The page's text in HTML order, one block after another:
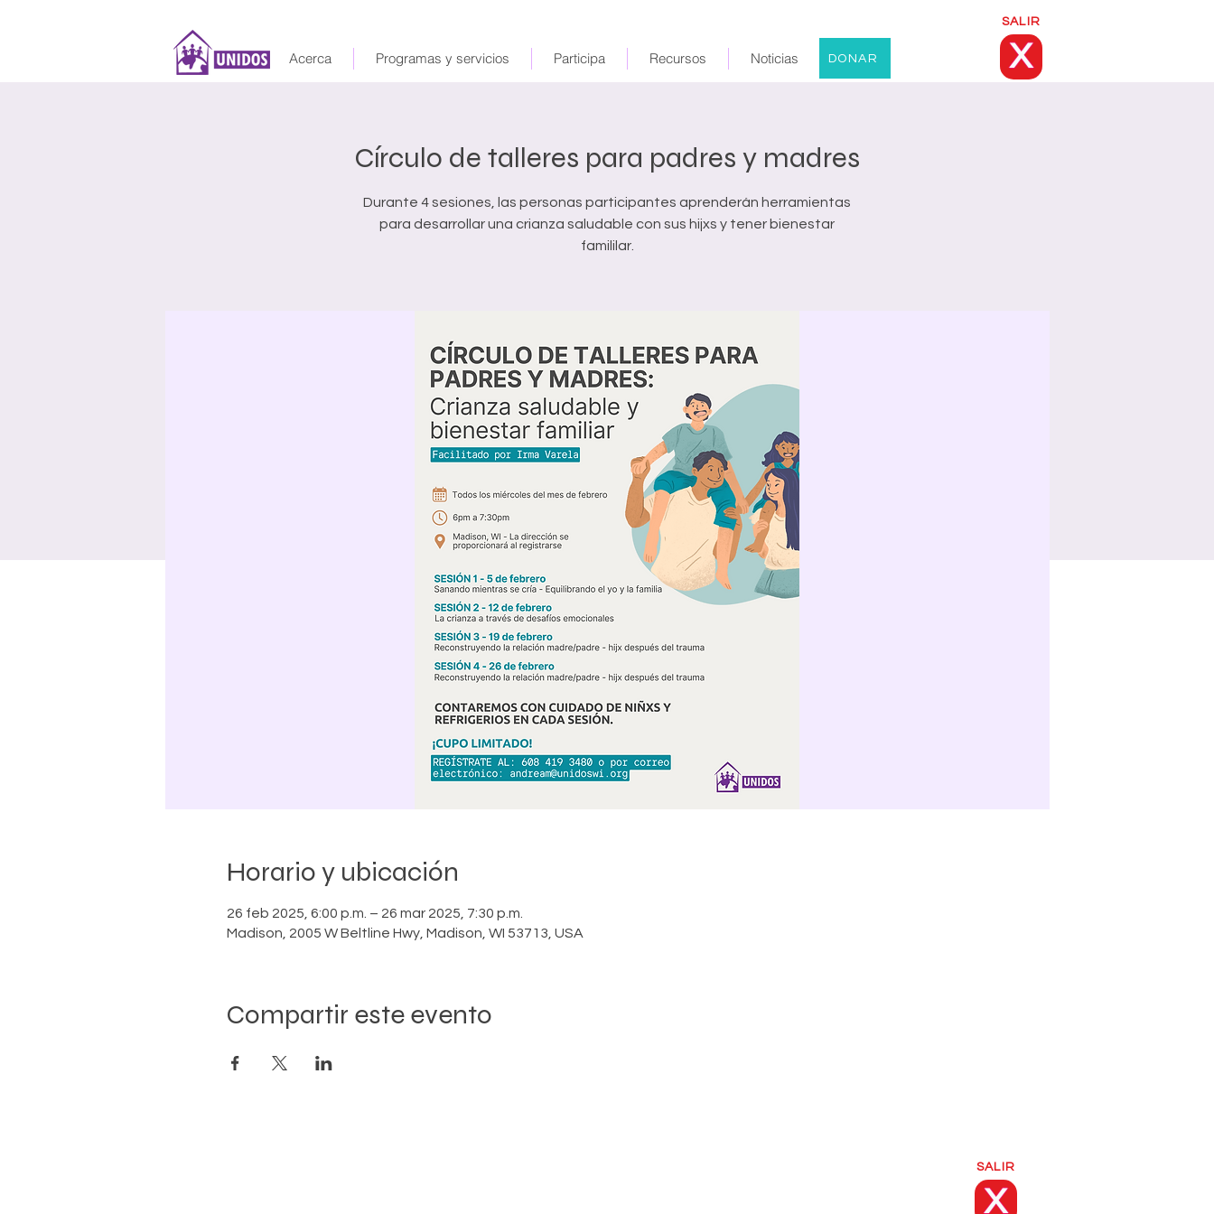
SALIR
Acerca Programas y servicios Participa Recursos Noticias DONAR X
Círculo de talleres para padres y madres
Durante 4 sesiones, las personas participantes aprenderán herramientas
para desarrollar una crianza saludable con sus hijxs y tener bienestar
famililar.
Horario y ubicación
26 feb 2025, 6:00 p.m. – 26 mar 2025, 7:30 p.m.
Madison, 2005 W Beltline Hwy, Madison, WI 53713, USA
Compartir este evento
SALIR
X